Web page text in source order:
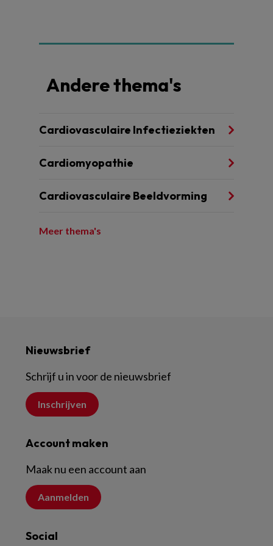
Andere thema's
Cardiovasculaire Infectieziekten
Cardiomyopathie
Cardiovasculaire Beeldvorming
Meer thema's
Nieuwsbrief
Schrijf u in voor de nieuwsbrief
Inschrijven
Account maken
Maak nu een account aan
Aanmelden
Social